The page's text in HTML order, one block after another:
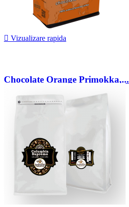
 Vizualizare rapida
Chocolate Orange Primokka,...
42,00 lei